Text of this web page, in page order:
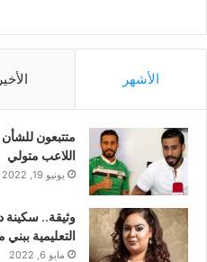
الأشهر
متتبعون
اللاعب متولي
يونيو 19, 2022
وثيقة.. سكينة
التعليمية ببني
مايو 6, 2022